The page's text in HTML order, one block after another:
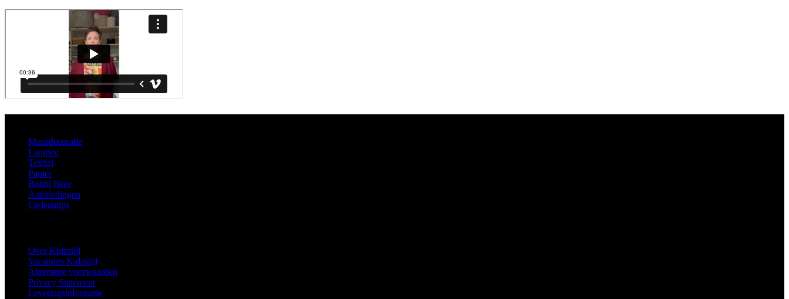
Muurdecoratie
Lampen
Textiel
Papier
Bobbi Beer
Aanbiedingen
Cadeautips
Over Kidzstijl
Vacatures Kidzstijl
Algemene voorwaarden
Privacy Statement
Leveringsinformatie